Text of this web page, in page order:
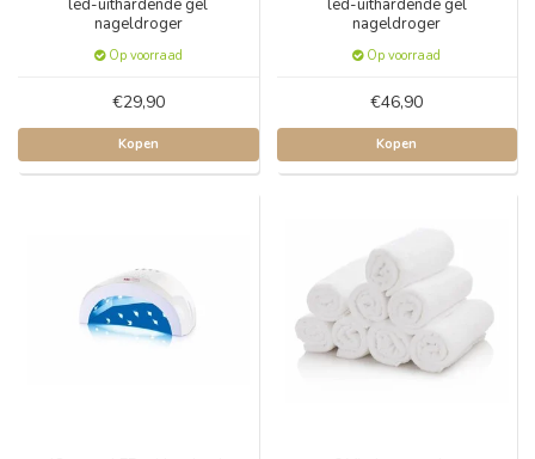
led-uithardende gel
nageldroger
Op voorraad
€29,90
Kopen
led-uithardende gel
nageldroger
Op voorraad
€46,90
Kopen